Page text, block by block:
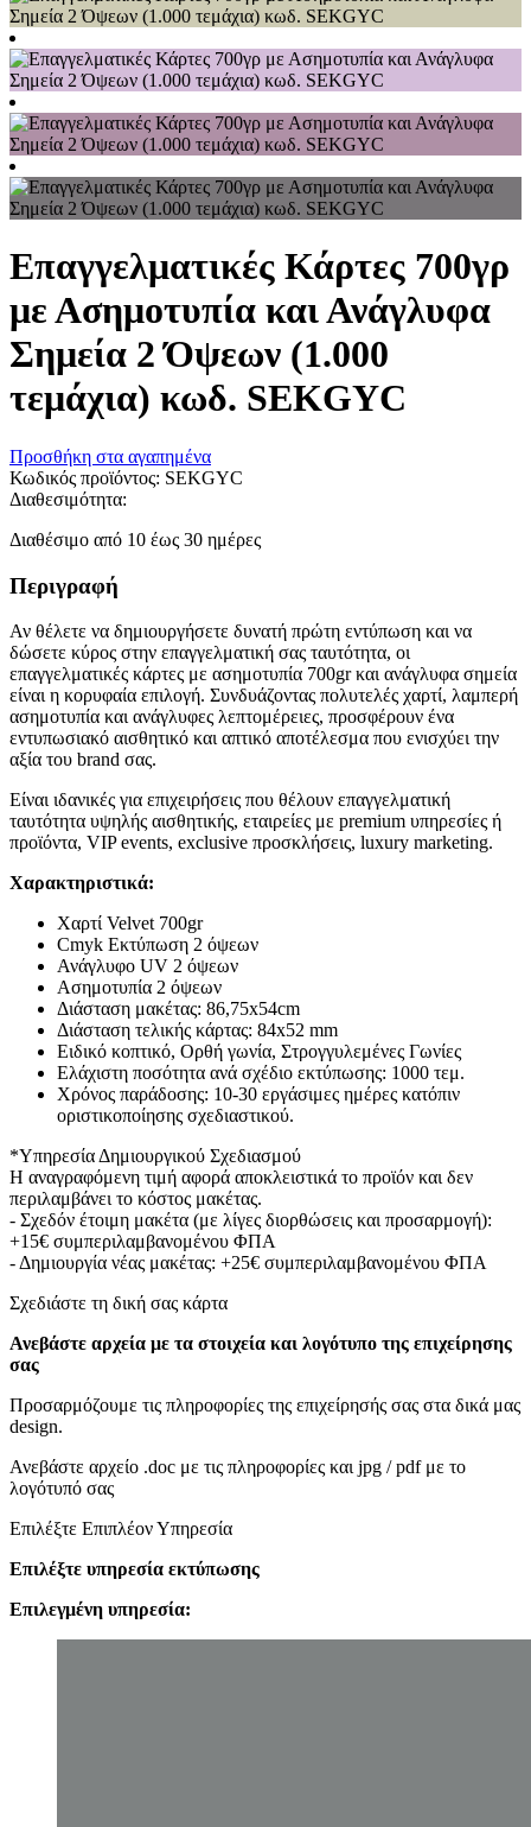
Επαγγελματικές Κάρτες 700γρ
με Ασημοτυπία και Ανάγλυφα
Σημεία 2 Όψεων (1.000
τεμάχια) κωδ. SEKGYC
Προσθήκη στα αγαπημένα
Κωδικός προϊόντος: SEKGYC
Διαθεσιμότητα:
Διαθέσιμο από 10 έως 30 ημέρες
Περιγραφή
Αν θέλετε να δημιουργήσετε δυνατή πρώτη εντύπωση και να
δώσετε κύρος στην επαγγελματική σας ταυτότητα, οι
επαγγελματικές κάρτες με ασημοτυπία 700gr και ανάγλυφα σημεία
είναι η κορυφαία επιλογή. Συνδυάζοντας πολυτελές χαρτί, λαμπερή
ασημοτυπία και ανάγλυφες λεπτομέρειες, προσφέρουν ένα
εντυπωσιακό αισθητικό και απτικό αποτέλεσμα που ενισχύει την
αξία του brand σας.
Είναι ιδανικές για επιχειρήσεις που θέλουν επαγγελματική
ταυτότητα υψηλής αισθητικής, εταιρείες με premium υπηρεσίες ή
προϊόντα, VIP events, exclusive προσκλήσεις, luxury marketing.
Χαρακτηριστικά:
Χαρτί Velvet 700gr
Cmyk Εκτύπωση 2 όψεων
Ανάγλυφο UV 2 όψεων
Ασημοτυπία 2 όψεων
Διάσταση μακέτας: 86,75x54cm
Διάσταση τελικής κάρτας: 84x52 mm
Ειδικό κοπτικό, Ορθή γωνία, Στρογγυλεμένες Γωνίες
Ελάχιστη ποσότητα ανά σχέδιο εκτύπωσης: 1000 τεμ.
Χρόνος παράδοσης: 10-30 εργάσιμες ημέρες κατόπιν
οριστικοποίησης σχεδιαστικού.
*Υπηρεσία Δημιουργικού Σχεδιασμού
Η αναγραφόμενη τιμή αφορά αποκλειστικά το προϊόν και δεν
περιλαμβάνει το κόστος μακέτας.
- Σχεδόν έτοιμη μακέτα (με λίγες διορθώσεις και προσαρμογή):
+15€ συμπεριλαμβανομένου ΦΠΑ
- Δημιουργία νέας μακέτας: +25€ συμπεριλαμβανομένου ΦΠΑ
Σχεδιάστε τη δική σας κάρτα
Ανεβάστε αρχεία με τα στοιχεία και λογότυπο της επιχείρησης
σας
Προσαρμόζουμε τις πληροφορίες της επιχείρησής σας στα δικά μας
design.
Ανεβάστε αρχείο .doc με τις πληροφορίες και jpg / pdf με το
λογότυπό σας
Επιλέξτε Επιπλέον Υπηρεσία
Επιλέξτε υπηρεσία εκτύπωσης
Επιλεγμένη υπηρεσία: